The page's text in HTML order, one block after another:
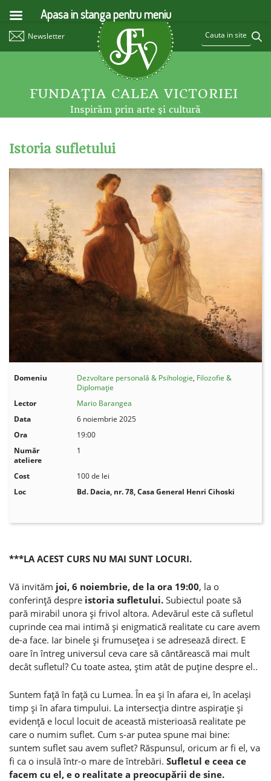
Newsletter
FUNDAŢIA CALEA VICTORIEI
Inspirăm prin arte şi cultură
Istoria sufletului
Domeniu Dezvoltare personală & Psihologie, Filozofie &
Diplomație
Lector
Mario Barangea
Data
6 noiembrie 2025
Ora
19:00
Număr
ateliere
1
Cost
100 de lei
Loc
Bd. Dacia, nr. 78,Casa General Henri Cihoski
***LA ACEST CURS NU MAI SUNT LOCURI.
Vă invităm joi, 6 noiembrie, de la ora 19:00, la o
conferinţă despre istoria sufletului. Subiectul poate să
pară mirabil unora şi frivol altora. Adevărul este că sufletul
cuprinde cea mai intimă şi enigmatică realitate cu care avem
de-a face. Iar binele şi frumuseţea i se adresează direct. E
oare în întreg universul ceva care să cântărească mai mult
decât sufletul? Cu toate astea, ştim atât de puţine despre el..
Suntem faţă în faţă cu Lumea. În ea şi în afara ei, în acelaşi
timp şi în afara timpului. La intersecţia dintre aspiraţie şi
evidenţă e locul locuit de această misterioasă realitate pe
care o numim suflet. Cum s-ar putea spune mai bine:
suntem suflet sau avem suflet? Răspunsul, oricum ar fi el, va
fi ca o insulă într-o mare de întrebări. Sufletul e ceea ce
facem cu el, e o realitate a preocupării de sine.
Apasa in stanga pentru meniu